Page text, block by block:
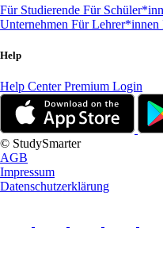
Für Studierende Für
Unternehmen Für Lehrer*innen
Help
Help CenterPremium Login
© StudySmarter
AGB
Impressum
Datenschutzerklärung